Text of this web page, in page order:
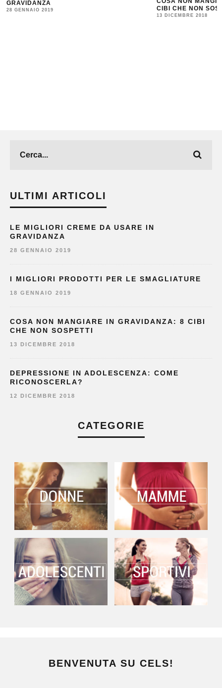
GRAVIDANZA
28 GENNAIO 2019
CIBI CHE NON
13 DICEMBRE 2018
ULTIMI ARTICOLI
LE MIGLIORI CREME DA USARE IN
GRAVIDANZA
28 GENNAIO 2019
I MIGLIORI PRODOTTI PER LE SMAGLIATURE
18 GENNAIO 2019
COSA NON MANGIARE IN GRAVIDANZA: 8 CIBI
CHE NON SOSPETTI
13 DICEMBRE 2018
DEPRESSIONE IN ADOLESCENZA: COME
RICONOSCERLA?
12 DICEMBRE 2018
CATEGORIE
BENVENUTA SU CELS!